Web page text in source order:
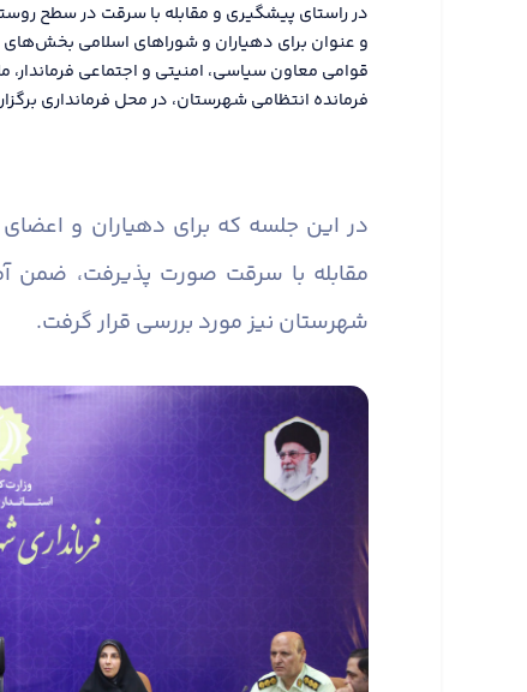
در راستای پیشگیری و مقابله با سرقت در سطح
و عنوان برای دهیاران و شوراهای اسلامی
قوامی معاون سیاسی، امنیتی و اجتماعی
فرمانده انتظامی شهرستان، در محل فرمانداری
در این جلسه که برای دهیاران و
مقابله با سرقت صورت پذیرفت،
شهرستان نیز مورد بررسی قرار گرفت.